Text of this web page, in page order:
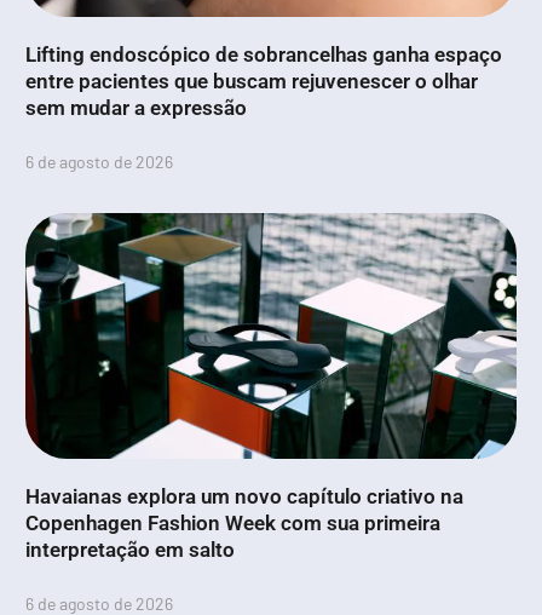
Lifting endoscópico de sobrancelhas ganha espaço
entre pacientes que buscam rejuvenescer o olhar
sem mudar a expressão
6 de agosto de 2026
Havaianas explora um novo capítulo criativo na
Copenhagen Fashion Week com sua primeira
interpretação em salto
6 de agosto de 2026